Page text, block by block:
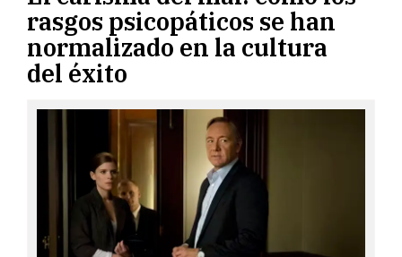
rasgos psicopáticos se han
normalizado en la cultura
del éxito